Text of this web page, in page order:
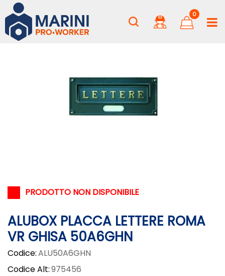
0
PRODOTTO NON DISPONIBILE
ALUBOX PLACCA LETTERE ROMA
VR GHISA 50A6GHN
Codice:ALU50A6GHN
Codice Alt:975456